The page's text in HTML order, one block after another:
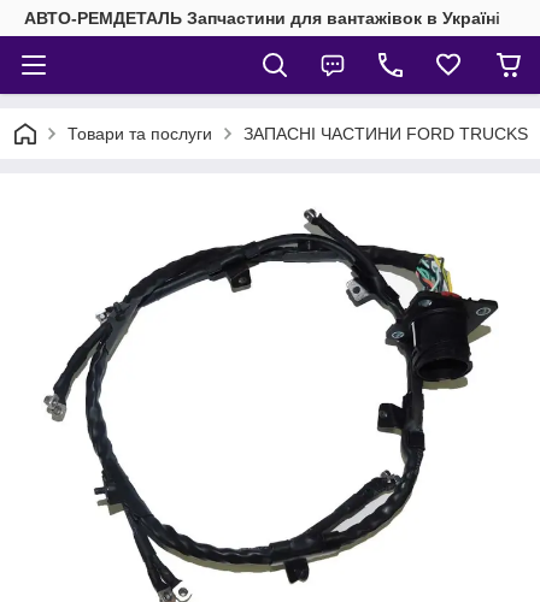
АВТО-РЕМДЕТАЛЬ Запчастини для вантажівок в Україні
Товари та послуги ЗАПАСНІ ЧАСТИНИ FORD TRUCKS